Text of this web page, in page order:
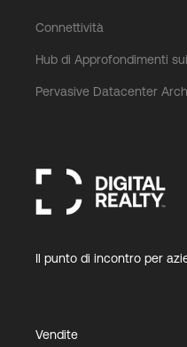
Connettività
Hub di Approfondimenti
Pervasive Datacenter
Il punto di incontro per
Vendite